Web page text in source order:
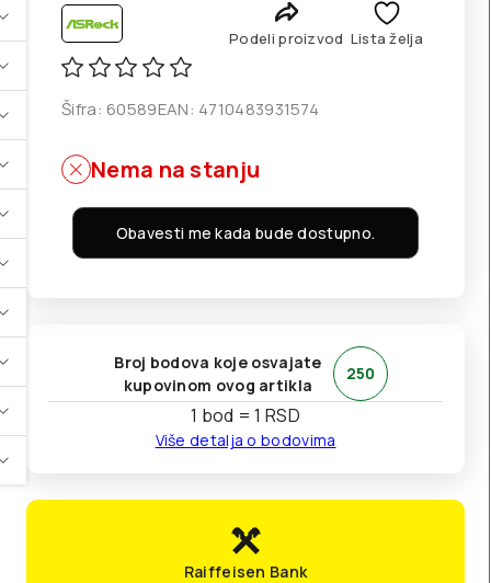
Podeli proizvod Lista želja
Šifra: 60589EAN: 4710483931574
Nema na stanju
Obavesti me kada bude dostupno.
Broj bodova koje osvajate
kupovinom ovog artikla
250
1 bod = 1 RSD
Više detalja o bodovima
Raiffeisen Bank